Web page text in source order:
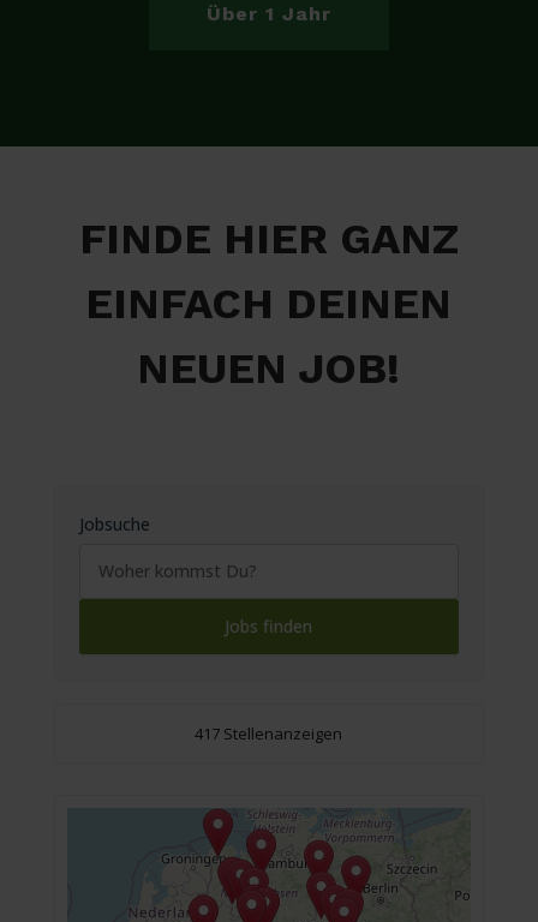
Über 1 Jahr
FINDE HIER GANZ
EINFACH DEINEN
NEUEN JOB!
Jobsuche
417 Stellenanzeigen